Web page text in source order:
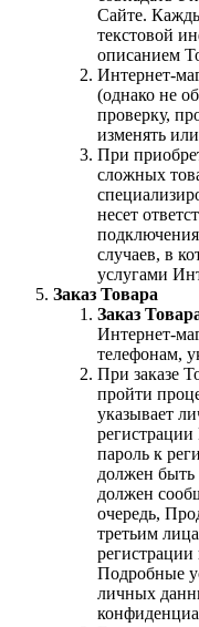
Сайте.
текстовой
описанием
Интернет-
(однако не
проверку,
изменять
При
сложных
несет
случаев, в
услугами
Заказ Товара
Заказ
Интернет-
телефонам,
При заказе
пройти
указывает
регистрации
пароль к
должен быть
должен
очередь,
третьим
регистрации
Подробные
личных